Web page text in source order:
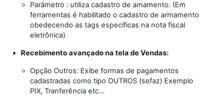
Parâmetro : utiliza cadastro de amamento. (Em
ferramentas é habilitado o cadastro de armamento
obedecendo as tags específicas na nota fiscal
eletrônica)
Recebimento avançado na tela de Vendas:
Opção Outros: Exibe formas de pagamentos
cadastradas como tipo OUTROS (sefaz) Exemplo
PIX, Tranferência etc...